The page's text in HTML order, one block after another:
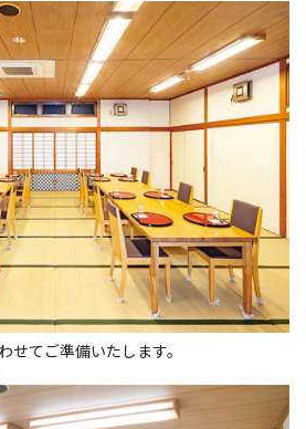
せてご準備いたします。